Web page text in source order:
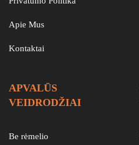
Apie Mus
Kontaktai
APVALŪS
VEIDRODŽIAI
Be rėmelio